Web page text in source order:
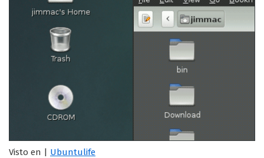
Visto en | Ubuntulife